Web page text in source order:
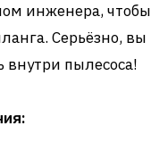
инженера, чтобы
Серьёзно, вы
внутри пылесоса!